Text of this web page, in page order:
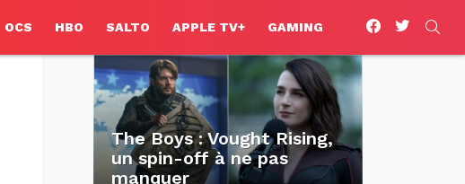
OCS HBO SALTO APPLE TV+ GAMING
facebooktwitter
The Boys : Vought Rising,
un spin-off à ne pas
manquer